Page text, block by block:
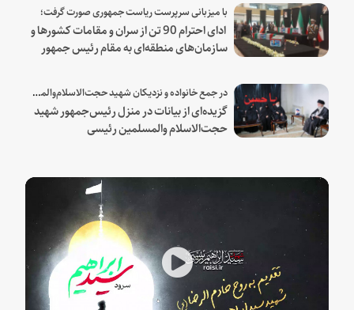
با میزبانی سرپرست ریاست جمهوری صورت گرفت؛
ادای احترام 90 تن از سران و مقامات کشورها و
سازمان‌های منطقه‌ای به مقام رئیس جمهور
در جمع خانواده و نزدیکان شهید حجت‌الاسلام‌والمسلمین رئیسی:
گزیده‌ای از بیانات در منزل رئیس‌جمهور شهید
حجت‌الاسلام والمسلمین رئیسی
Play